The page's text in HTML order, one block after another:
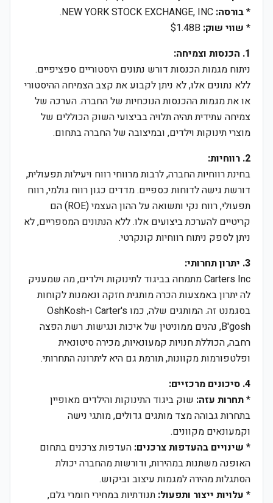
*בורסה:
* שווי שוק:
1. הכנסות וצמיחה:
ניתוח מגמות הכנסות דורש נתונים היסטוריים ספציפיים.
ללא נתונים אלו, לא ניתן לקבוע את קצב הצמיחה ההיסטורי
או את מגמות ההכנסות הנוכחיות של החברה. הערכה של
צמיחה עתידית תהיה תלויה בביצועי השוק הכוללים של
מוצרי תינוקות וילדים, ובמיצובה של החברה בתחום.
2. רווחיות:
בחינת רווחיות החברה, לרבות מרווחי רווח ויעילות תפעולית,
דורשת גישה לדוחות כספיים. מדדים כגון רווח גולמי, רווח
תפעולי, רווח נקי ותשואה על ההון העצמי (ROE) הם
קריטיים להערכת ביצועים אלו. ללא הנתונים המספריים, לא
ניתן לספק ניתוח רווחיות קונקרטי.
3. יתרון תחרותי:
Carters Inc מתמחה בביגוד לתינוקות וילדים, מה שמעניק
לה יתרון באמצעות הכרה מותגית חזקה ונאמנות לקוחות
בסגמנט זה. המותגים שלה, כמו Carter's ו-OshKosh
B'gosh, נהנים ממוניטין של איכות ונגישות. רשת הפצה
רחבה, הכוללת חנויות קמעונאיות, מכירה סיטונאית
ופלטפורמות מקוונות, תורמת גם היא ליתרונה התחרותי.
4. סיכונים מרכזיים:
*תחרות עזה: שוק ביגוד התינוקות והילדים מאופיין
בתחרות גבוהה מצד מותגים גדולים, מותגי נישה
וקמעונאים מקוונים.
* שינויים בהעדפות צרכנים: העדפות צרכנים בתחום
האופנה משתנות במהירות, ודורשות מהחברה יכולת
הסתגלות מהירה למגמות עיצוב וביקוש.
* עלויות ייצור ותפעול: תנודתיות במחירי חומרי גלם,